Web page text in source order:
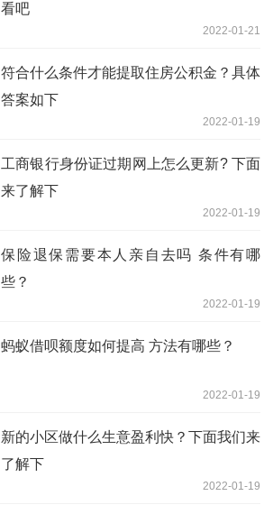
看吧
2022-01-21
符合什么条件才能提取住房公积金？具体
答案如下
2022-01-19
工商银行身份证过期网上怎么更新? 下面
来了解下
2022-01-19
保险退保需要本人亲自去吗 条件有哪
些？
2022-01-19
蚂蚁借呗额度如何提高 方法有哪些？
2022-01-19
新的小区做什么生意盈利快？下面我们来
了解下
2022-01-19